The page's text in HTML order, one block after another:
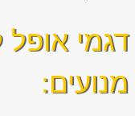
דגמי אופל
מנועים: